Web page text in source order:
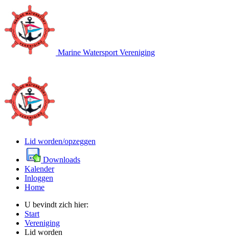
Marine Watersport Vereniging
Lid worden/opzeggen
Downloads
Kalender
Inloggen
Home
U bevindt zich hier:
Start
Vereniging
Lid worden